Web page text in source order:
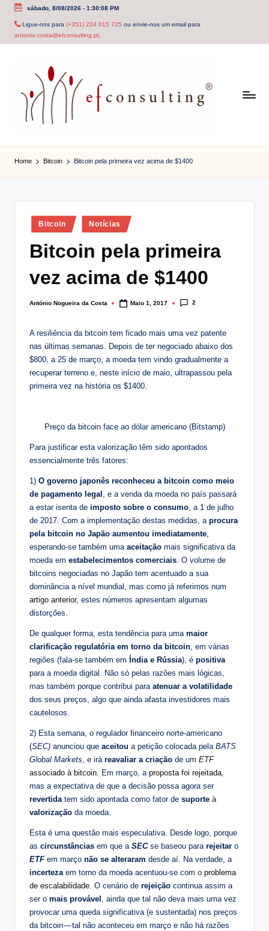
Skip
sábado, 8/08/2026- 1:30:08 PM
Ligue-nos para (+351) 224 015 725 ou envie-nos um email para
antonio.costa@efconsulting.pt.
f
c
o
Home Bitcoin Bitcoin pela primeira vez acima de $1400
Posted
in
Bitcoin Notícias
Bitcoin pela primeira
vez acima de $1400
Posted
António Nogueira da Costa Maio 1, 2017 2
A resiliência da bitcoin tem ficado mais uma vez patente
nas últimas semanas. Depois de ter negociado abaixo dos
$800, a 25 de março, a moeda tem vindo gradualmente a
recuperar terreno e, neste início de maio, ultrapassou pela
primeira vez na história os $1400.
Preço da bitcoin face ao dólar americano (Bitstamp)
Para justificar esta valorização têm sido apontados
essencialmente três fatores:
1) O governo japonês reconheceu a bitcoin como meio
de pagamento legal , e a venda da moeda no país passará
a estar isenta de imposto sobre o consumo, a 1 de julho
de 2017. Com a implementação destas medidas, a procura
pela bitcoin no Japão aumentou imediatamente,
esperando-se também uma aceitação mais significativa da
moeda em estabelecimentos comerciais. O volume de
bitcoins negociadas no Japão tem acentuado a sua
dominância a nível mundial, mas como já referimos num
artigo anterior, estes números apresentam algumas
distorções.
De qualquer forma, esta tendência para uma maior
clarificação regulatória em torno da bitcoin, em várias
regiões (fala-se também em Índia e Rússia), é positiva
para a moeda digital. Não só pelas razões mais lógicas,
mas também porque contribui para atenuar a volatilidade
dos seus preços, algo que ainda afasta investidores mais
cautelosos.
2) Esta semana, o regulador financeiro norte-americano
(SEC) anunciou que aceitou a petição colocada pela BATS
Global Markets, e irá reavaliar a criação de um ETF
associado à bitcoin. Em março, a proposta foi rejeitada,
mas a expectativa de que a decisão possa agora ser
revertidatem sido apontada como fator de suporte à
valorização da moeda.
Esta é uma questão mais especulativa. Desde logo, porque
as circunstâncias em que a SEC se baseou para rejeitar o
ETF em março não se alteraram desde aí. Na verdade, a
incertezaem torno da moeda acentuou-se com o problema
de escalabilidade. O cenário de rejeição continua assim a
ser o mais provável , ainda que tal não deva mais uma vez
provocar uma queda significativa (e sustentada) nos preços
da bitcoin — tal não aconteceu em março e não há razões